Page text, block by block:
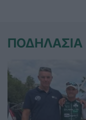
ΠΟΔΗΛΑΣΙΑ